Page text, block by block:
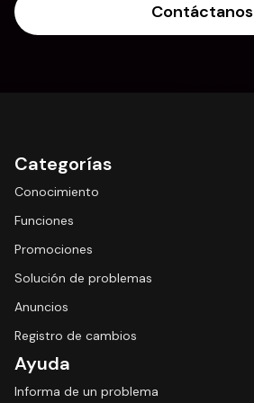
Contáctanos
Categorías
Conocimiento
Funciones
Promociones
Solución de problemas
Anuncios
Registro de cambios
Ayuda
Informa de un problema